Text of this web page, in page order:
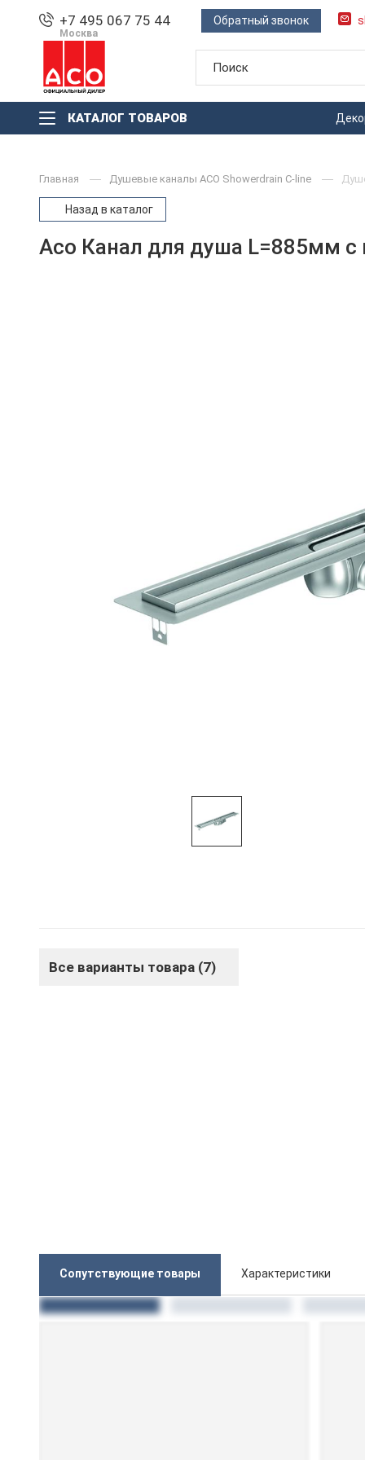
+7 495 067 75 44
Москва
Обратный звонок
КАТАЛОГ ТОВАРОВ
Главная Душевые каналы ACO Showerdrain С-line
Назад в каталог
Aco Канал для душа L=885мм
Все варианты товара (7)
Сопутствующие товары Характеристики